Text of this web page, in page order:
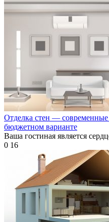
Отделка стен — современные
бюджетном варианте
Ваша гостиная является
0 16